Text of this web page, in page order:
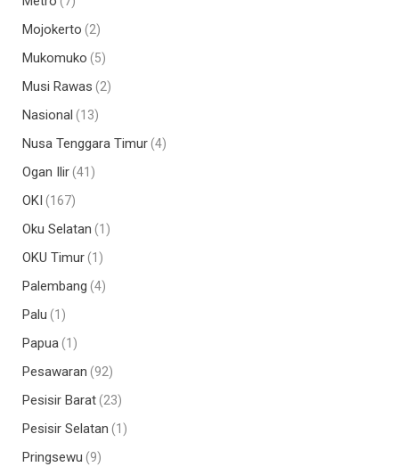
Mojokerto (2)
Mukomuko (5)
Musi Rawas (2)
Nasional (13)
Nusa Tenggara Timur(4)
Ogan Ilir(41)
OKI (167)
Oku Selatan (1)
OKU Timur(1)
Palembang (4)
Palu (1)
Papua(1)
Pesawaran (92)
Pesisir Barat(23)
Pesisir Selatan (1)
Pringsewu (9)